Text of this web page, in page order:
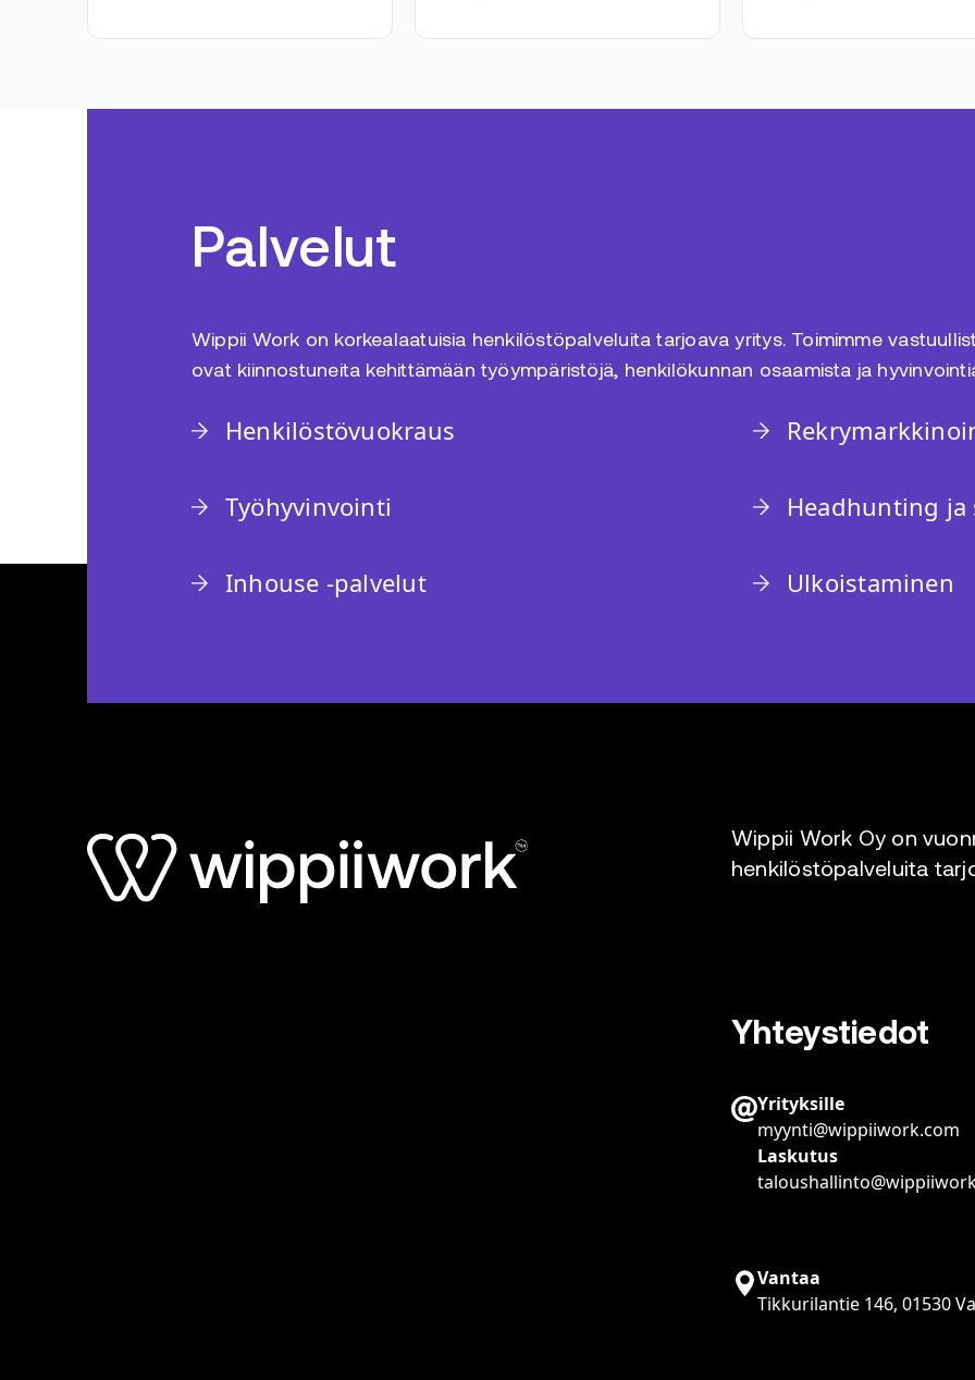
Palvelut
Wippii Work on korkealaatuisia henkilöstöpalveluita tarjoava yritys. Toimimme
ovat kiinnostuneita kehittämään työympäristöjä, henkilökunnan osaamista ja
Henkilöstövuokraus
Työhyvinvointi Headhunting
Inhouse -palvelut Ulkoistaminen
Wippii Work Oy on
henkilöstöpalveluita
Yhteystiedot
Yrityksille
myynti@wippiiwork.com
Laskutus
Vantaa
Tikkurilantie 146, 01530